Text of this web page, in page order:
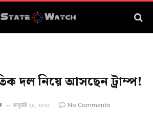
দল নিয়ে আসছেন ট্রাম্প!
জানুয়ারি ২০, ২০২১
No Comments